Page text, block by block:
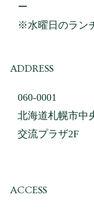
ー
※水曜日のラン
ADDRESS
060-0001
北海道札幌市中
交流プラザ2F
ACCESS